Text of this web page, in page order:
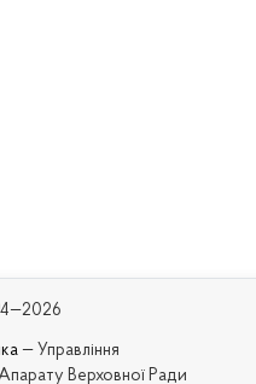
— Управління
Верховної Ради